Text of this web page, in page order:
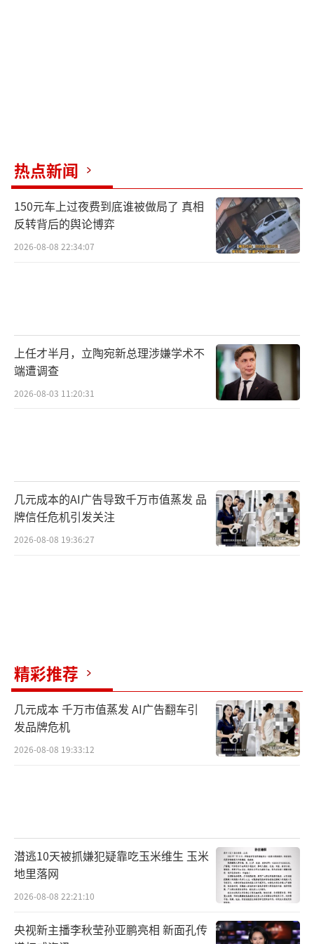
热点新闻
150元车上过夜费到底谁被做局了 真相
反转背后的舆论博弈
2026-08-08 22:34:07
上任才半月，立陶宛新总理涉嫌学术不
端遭调查
2026-08-03 11:20:31
几元成本的AI广告导致千万市值蒸发 品
牌信任危机引发关注
2026-08-08 19:36:27
精彩推荐
几元成本 千万市值蒸发 AI广告翻车引
发品牌危机
2026-08-08 19:33:12
潜逃10天被抓嫌犯疑靠吃玉米维生 玉米
地里落网
2026-08-08 22:21:10
央视新主播李秋莹孙亚鹏亮相 新面孔传